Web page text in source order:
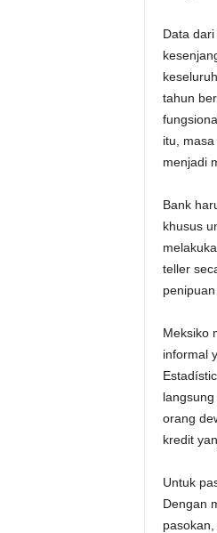
Data
tahun
itu,
menjadi
Bank
khusus
teller
Meksiko
informal
orang
kredit
Untuk
Dengan